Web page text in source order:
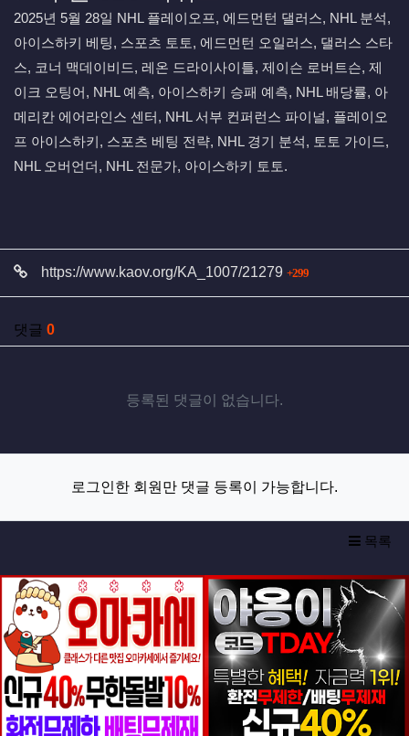
2025년 5월 28일 NHL 플레이오프, 에드먼턴 댈러스, NHL 분석,
아이스하키 베팅, 스포츠 토토, 에드먼턴 오일러스, 댈러스 스타
스, 코너 맥데이비드, 레온 드라이사이틀, 제이슨 로버트슨, 제
이크 오팅어, NHL 예측, 아이스하키 승패 예측, NHL 배당률, 아
메리칸 에어라인스 센터, NHL 서부 컨퍼런스 파이널, 플레이오
프 아이스하키, 스포츠 베팅 전략, NHL 경기 분석, 토토 가이드,
NHL 오버언더, NHL 전문가, 아이스하키 토토.
관련자료https://www.kaov.org/KA_1007/21279 299회 연결
댓글 0
등록된 댓글이 없습니다.
로그인한 회원만 댓글 등록이 가능합니다.
목록